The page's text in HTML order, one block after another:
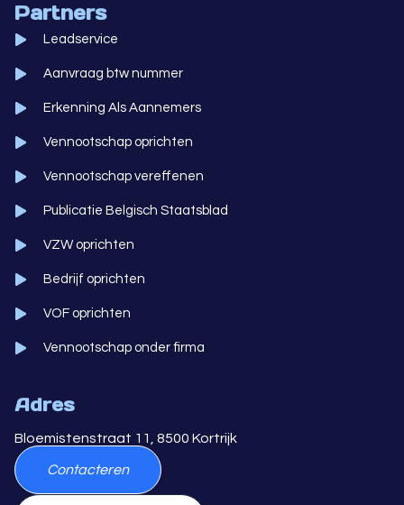
Partners
Leadservice
Aanvraag btw nummer
Erkenning Als Aannemers
Vennootschap oprichten
Vennootschap vereffenen
Publicatie Belgisch Staatsblad
VZW oprichten
Bedrijf oprichten
VOF oprichten
Vennootschap onder firma
Adres
Bloemistenstraat 11, 8500 Kortrijk
Contacteren